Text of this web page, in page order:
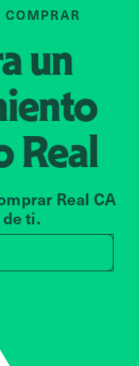
un
Real
Real CA
ti.
by zip code, address,